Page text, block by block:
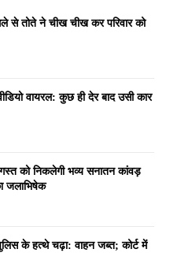
से तोते ने चीख चीख कर परिवार को
वायरल: कुछ ही देर बाद उसी कार
को निकलेगी भव्य सनातन कांवड़
जलाभिषेक
के हत्थे चढ़ा: वाहन जब्त; कोर्ट में